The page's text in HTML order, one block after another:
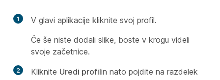
1
V glavi aplikacije kliknite svoj profil.
Če še niste dodali slike, boste v krogu videli
svoje začetnice.
2 Kliknite Uredi profilin nato pojdite na razdelek